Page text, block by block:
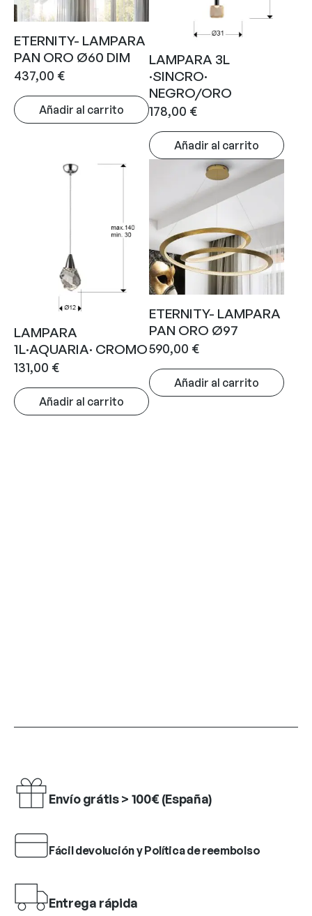
ETERNITY- LAMPARA
PAN ORO Ø60 DIM
437,00 €
Añadir al carrito
LAMPARA 3L
·SINCRO·
NEGRO/ORO
178,00 €
Añadir al carrito
LAMPARA
1L·AQUARIA· CROMO
131,00 €
Añadir al carrito
ETERNITY- LAMPARA
PAN ORO Ø97
590,00 €
Añadir al carrito
Envío grátis > 100€ (España)
Fácil devolución y Política de reembolso
Entrega rápida